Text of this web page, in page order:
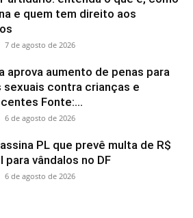
e quem tem direito aos
7 de agosto de 2026
aprova aumento de penas para
sexuais contra crianças e
Fonte:...
6 de agosto de 2026
PL que prevê multa de R$
para vândalos no DF
6 de agosto de 2026